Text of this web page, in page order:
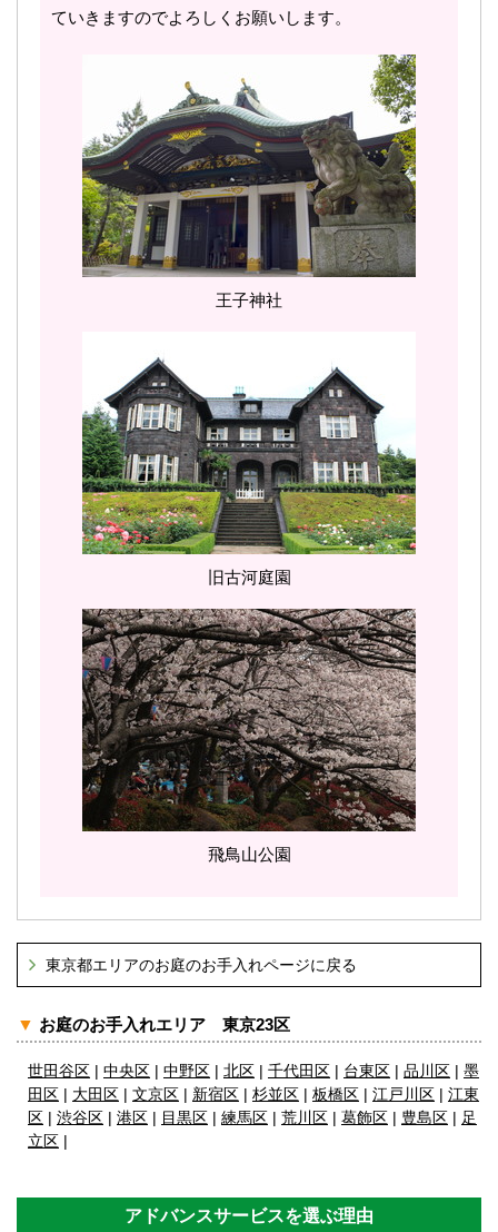
ていきますのでよろしくお願いします。
王子神社
旧古河庭園
飛鳥山公園
東京都エリアのお庭のお手入れページに戻る
▼ お庭のお手入れエリア 東京23区
世田谷区 | 中央区 | 中野区 | 北区 | 千代田区 | 台東区 | 品川区 | 墨
田区 | 大田区 | 文京区 | 新宿区 | 杉並区 | 板橋区 | 江戸川区 | 江東
区 | 渋谷区 | 港区 | 目黒区 | 練馬区 | 荒川区 | 葛飾区 | 豊島区 | 足
立区 |
アドバンスサービスを選ぶ理由